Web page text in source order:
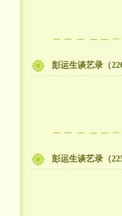
彭运生谈艺录（
彭运生谈艺录（